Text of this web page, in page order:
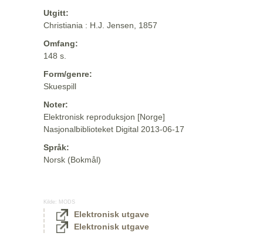
Utgitt:
Christiania : H.J. Jensen, 1857
Omfang:
148 s.
Form/genre:
Skuespill
Noter:
Elektronisk reproduksjon [Norge]
Nasjonalbiblioteket Digital 2013-06-17
Språk:
Norsk (Bokmål)
Kilde: MODS
Elektronisk utgave
Elektronisk utgave